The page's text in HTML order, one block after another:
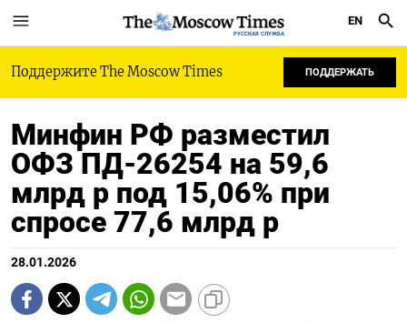
РУССКАЯ СЛУЖБА
EN
Поддержите The Moscow Times ПОДДЕРЖАТЬ
Минфин РФ разместил
ОФЗ ПД-26254 на 59,6
млрд р под 15,06% при
спросе 77,6 млрд р
28.01.2026